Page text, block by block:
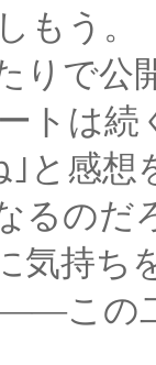
もう。
心待
トは
と感想
ろ
える
この